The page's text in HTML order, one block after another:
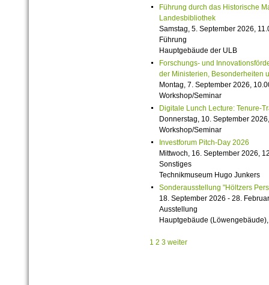
Führung durch das Historische
Landesbibliothek
Samstag, 5. September 2026,
Führung
Hauptgebäude der ULB
Forschungs- und
der Ministerien, Besonderheiten
Montag, 7. September 2026,
Workshop/Seminar
Digitale Lunch Lecture: Tenure-
Donnerstag, 10. September
Workshop/Seminar
Investforum Pitch-Day 2026
Mittwoch, 16. September 2026,
Sonstiges
Technikmuseum Hugo Junkers
Sonderausstellung "Höltzers
18. September 2026 - 28.
Ausstellung
Hauptgebäude
1 2 3 weiter